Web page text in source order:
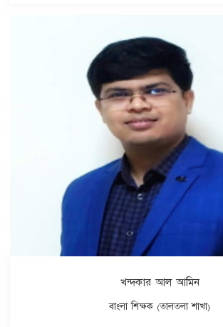
খন্দকার আল আমিন
বাংলা শিক্ষক (তালতলা শাখা)